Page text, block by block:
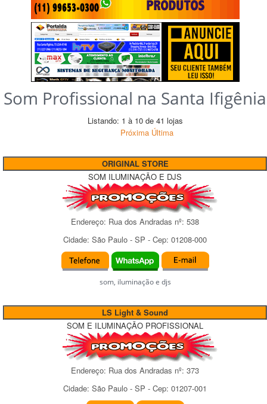
Som Profissional na Santa Ifigênia
Listando: 1 à 10 de 41 lojas
Próxima Última
ORIGINAL STORE
SOM ILUMINAÇÃO E DJS
Endereço: Rua dos Andradas nº: 538
Cidade: São Paulo - SP - Cep: 01208-000
som, iluminação e djs
LS Light & Sound
SOM E ILUMINAÇÃO PROFISSIONAL
Endereço: Rua dos Andradas nº: 373
Cidade: São Paulo - SP - Cep: 01207-001